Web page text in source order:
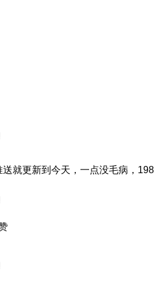
送就更新到今天，一点没毛病，198